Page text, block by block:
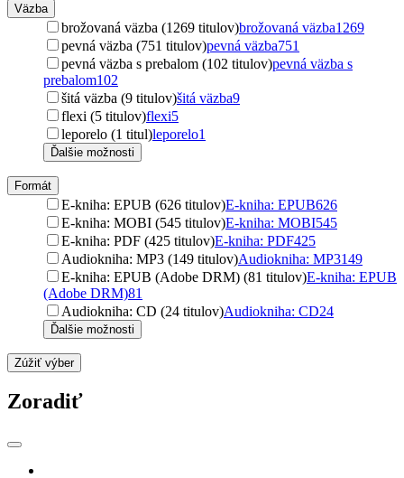
Väzba
brožovaná väzba (1269 titulov)brožovaná väzba1269
pevná väzba (751 titulov)pevná väzba751
pevná väzba s prebalom (102 titulov)pevná väzba s
prebalom102
šitá väzba (9 titulov)šitá väzba9
flexi (5 titulov)flexi5
leporelo (1 titul)leporelo1
Ďalšie možnosti
Formát
E-kniha: EPUB (626 titulov)E-kniha: EPUB626
E-kniha: MOBI (545 titulov)E-kniha: MOBI545
E-kniha: PDF (425 titulov)E-kniha: PDF425
Audiokniha: MP3 (149 titulov)Audiokniha: MP3149
E-kniha: EPUB (Adobe DRM) (81 titulov)E-kniha: EPUB
(Adobe DRM)81
Audiokniha: CD (24 titulov)Audiokniha: CD24
Ďalšie možnosti
Zúžiť výber
Zoradiť